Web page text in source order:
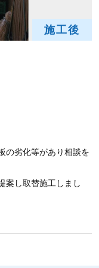
施工後
の劣化等があり相談を
案し取替施工しまし